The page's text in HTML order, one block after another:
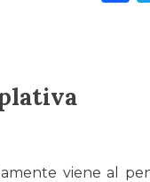
viene al